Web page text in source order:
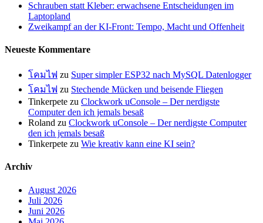
Schrauben statt Kleber: erwachsene Entscheidungen im
Laptopland
Zweikampf an der KI-Front: Tempo, Macht und Offenheit
Neueste Kommentare
โคมไฟ zu Super simpler ESP32 nach MySQL Datenlogger
โคมไฟ zu Stechende Mücken und beisende Fliegen
Tinkerpete zu Clockwork uConsole – Der nerdigste
Computer den ich jemals besaß
Roland zu Clockwork uConsole – Der nerdigste Computer
den ich jemals besaß
Tinkerpete zu Wie kreativ kann eine KI sein?
Archiv
August 2026
Juli 2026
Juni 2026